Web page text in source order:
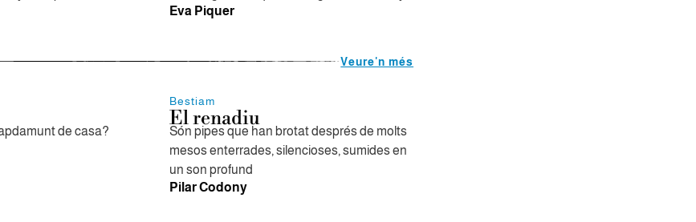
Eva Piquer
Veure'n més
de casa?
Bestiam
El renadiu
Són pipes que han brotat després de molts
mesos enterrades, silencioses, sumides en
un son profund
Pilar Codony